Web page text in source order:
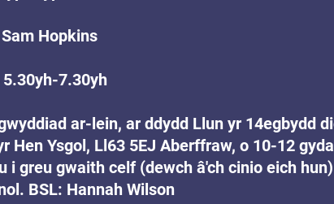
Hopkins
7.30yh
ar-lein, ar ddydd Llun yr 14egbydd
Hen Ysgol, Ll63 5EJ Aberffraw, o 10-12
i greu gwaith celf (dewch â'ch cinio eich
BSL: Hannah Wilson